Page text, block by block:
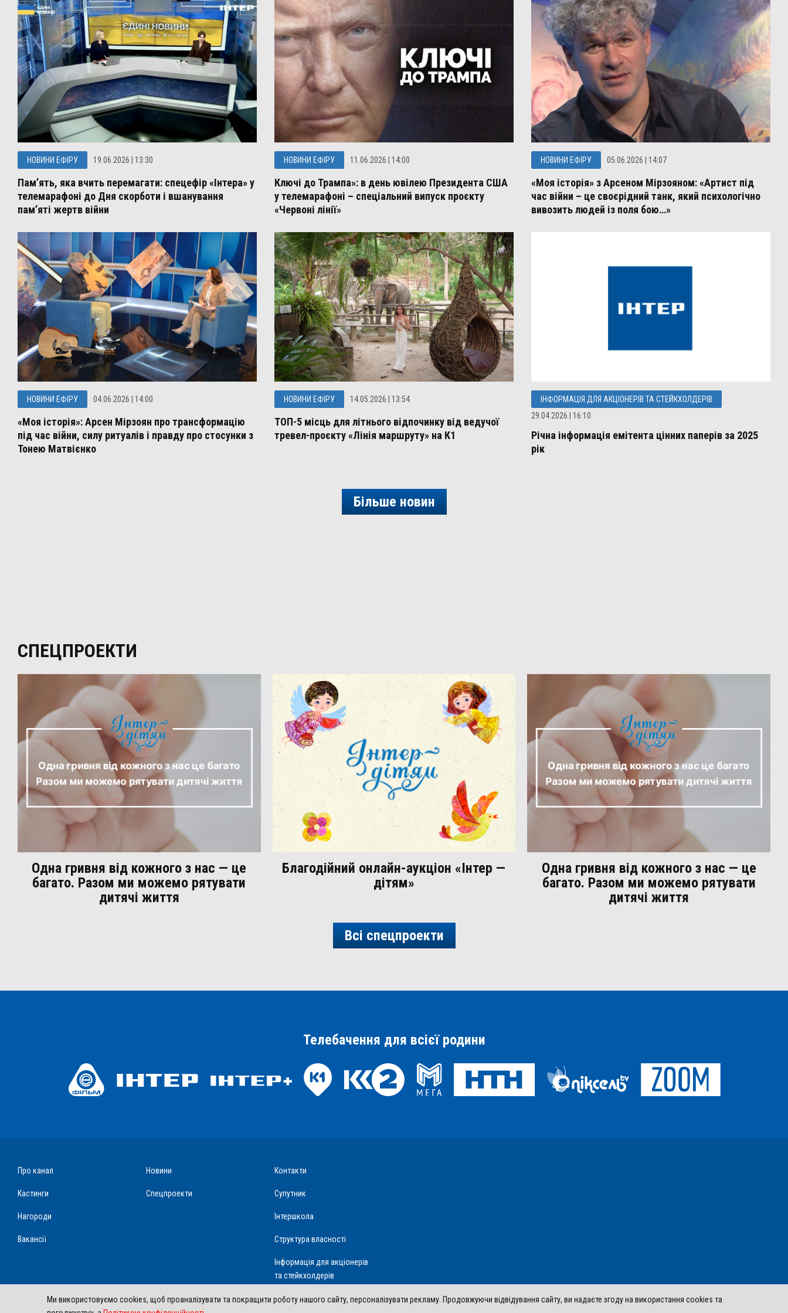
НОВИНИ ЕФІРУ 19.06.2026 | 13:30
Пам’ять, яка вчить перемагати: спецефір «Інтера» у
телемарафоні до Дня скорботи і вшанування
пам’яті жертв війни
НОВИНИ ЕФІРУ 11.06.2026 | 14:00
Ключі до Трампа»: в день ювілею Президента США
у телемарафоні – спеціальний випуск проєкту
«Червоні лінії»
НОВИНИ ЕФІРУ 05.06.2026 | 14:07
«Моя історія» з Арсеном Мірзояном: «Артист під
час війни – це своєрідний танк, який психологічно
вивозить людей із поля бою…»
НОВИНИ ЕФІРУ 04.06.2026 | 14:00
«Моя історія»: Арсен Мірзоян про трансформацію
під час війни, силу ритуалів і правду про стосунки з
Тонею Матвієнко
НОВИНИ ЕФІРУ 14.05.2026 | 13:54
ТОП-5 місць для літнього відпочинку від ведучої
тревел-проєкту «Лінія маршруту» на К1
ІНФОРМАЦІЯ ДЛЯ АКЦІОНЕРІВ ТА СТЕЙКХОЛДЕРІВ
29.04.2026 | 16:10
Річна інформація емітента цінних паперів за 2025
рік
Більше новин
СПЕЦПРОЕКТИ
Одна гривня від кожного з нас — це
багато. Разом ми можемо рятувати
дитячі життя
Благодійний онлайн-аукціон «Інтер —
дітям»
Одна гривня від кожного з нас — це
багато. Разом ми можемо рятувати
дитячі життя
Всі спецпроекти
Телебачення для всієї родини
Про канал
Кастинги
Нагороди
Вакансії
Новини
Спецпроекти
Контакти
Супутник
Інтершкола
Структура власності
Інформація для акціонерів
та стейкхолдерів
Ми використовуємо cookies, щоб проаналізувати та покращити роботу нашого сайту, персоналізувати рекламу. Продовжуючи відвідування сайту, ви надаєте згоду на використання cookies та